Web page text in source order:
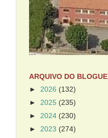
ARQUIVO DO BLOGUE
► 2026 (132)
► 2025 (235)
► 2024 (230)
► 2023 (274)